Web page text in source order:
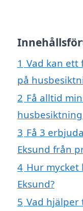
1 Vad kan ett
på
2 Få alltid
3 Få 3
Eksund från
4 Hur mycket
Eksund?
5 Vad hjälper